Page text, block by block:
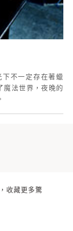
不一定存在著蠟
魔法世界，夜晚的
收藏更多驚